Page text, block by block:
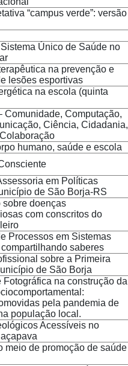
“campus verde”: versão
Único de Saúde no
na prevenção e
lesões esportivas
na escola (quinta
Comunidade, Computação,
Ciência, Cidadania,
humano, saúde e escola
em Políticas
de São Borja-RS
doenças
com conscritos do
Processos em Sistemas
saberes
sobre a Primeira
de São Borja
Fotográfica na construção da
pela pandemia de
população local.
Acessíveis no
meio de promoção de saúde